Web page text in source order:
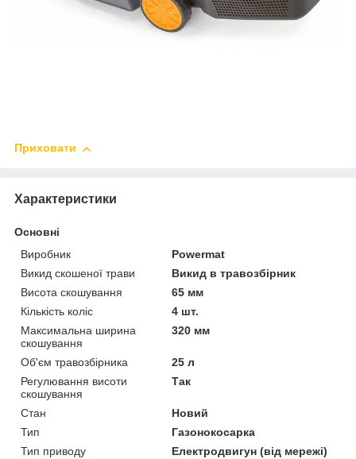
Приховати
Характеристики
Основні
Виробник
Powermat
Викид скошеної трави
Викид в травозбірник
Висота скошування
65 мм
Кількість коліс
4 шт.
Максимальна ширина
скошування
320 мм
Об'єм травозбірника
25 л
Регулювання висоти
скошування
Так
Стан
Новий
Тип
Газонокосарка
Тип приводу
Електродвигун (від мережі)